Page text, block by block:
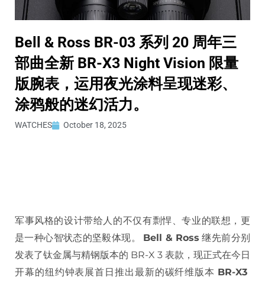
Bell & Ross BR-03 系列 20 周年三
部曲全新 BR-X3 Night Vision 限量
版腕表，运用夜光涂料呈现迷彩、
涂鸦般的迷幻活力。
WATCHES October 18, 2025
军事风格的设计带给人的不仅有剽悍、专业的联想，更
是一种心智状态的坚毅体现。 Bell & Ross 继先前分别
发表了钛金属与精钢版本的 BR-X 3 表款，现正式在今日
开幕的纽约钟表展首日推出最新的碳纤维版本 BR-X3